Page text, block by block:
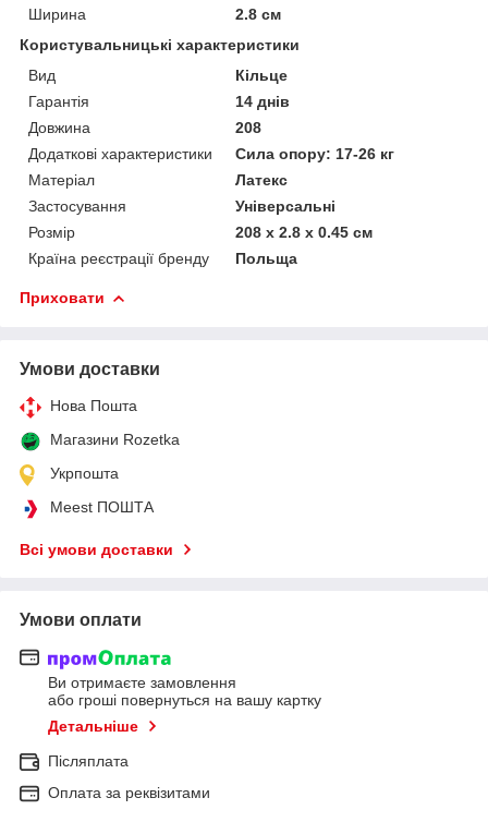
Ширина
2.8 см
Користувальницькі характеристики
Вид
Кільце
Гарантія
14 днів
Довжина
208
Додаткові характеристики
Сила опору: 17-26 кг
Матеріал
Латекс
Застосування
Універсальні
Розмір
208 х 2.8 х 0.45 см
Країна реєстрації бренду
Польща
Приховати
Умови доставки
Нова Пошта
Магазини Rozetka
Укрпошта
Meest ПОШТА
Всі умови доставки
Умови оплати
Ви отримаєте замовлення
або гроші повернуться на вашу картку
Детальніше
Післяплата
Оплата за реквізитами